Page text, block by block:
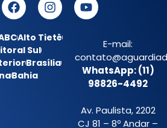
Alto Tietê
Sul
Brasília
Bahia
E-mail:
WhatsApp: (11)
98826-4492
Av. Paulista, 2202
CJ 81 – 8º Andar –